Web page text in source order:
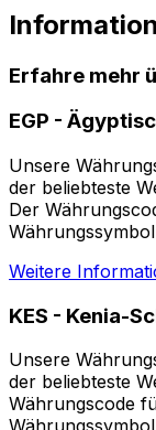
Erfahre mehr
EGP -
Unsere
der beliebteste
Der
Weitere
KES - Kenia-
Unsere
der beliebteste
Währungscode